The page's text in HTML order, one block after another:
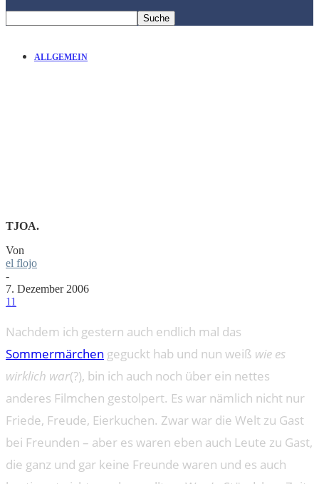
ALLGEMEIN
TJOA.
Von
el flojo
-
7. Dezember 2006
11
Nachdem ich gestern auch endlich mal das
Sommermärchen geguckt hab und nun weiß wie es
wirklich war(?), bin ich auch noch über ein nettes
anderes Filmchen gestolpert. Es war nämlich nicht nur
Friede, Freude, Eierkuchen. Zwar war die Welt zu Gast
bei Freunden – aber es waren eben auch Leute zu Gast,
die ganz und gar keine Freunde waren und es auch